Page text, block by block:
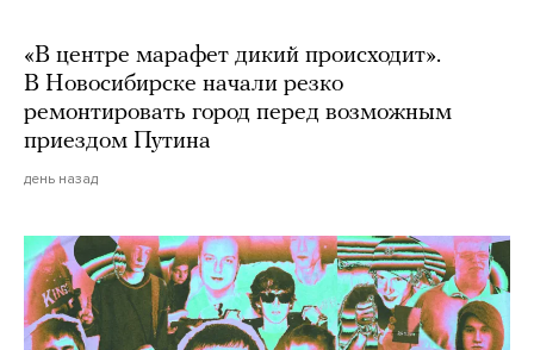
«В центре марафет дикий происходит».
В Новосибирске начали резко
ремонтировать город перед возможным
приездом Путина
день назад